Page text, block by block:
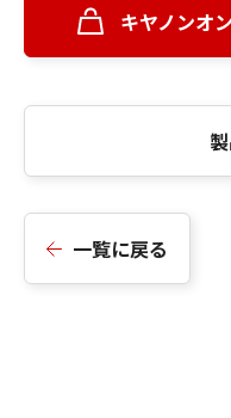
キヤノンオ
一覧に戻る